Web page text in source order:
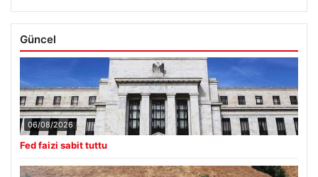
Güncel
06/08/2026
Fed faizi sabit tuttu